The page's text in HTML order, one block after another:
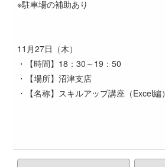
※駐車場の補助あり
11月27日（木）
・【時間】18：30～19：50
・【場所】沼津支店
・【名称】スキルアップ講座（Excel編）